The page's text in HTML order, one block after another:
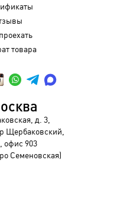
товара
д. 3,
Щербаковский,
офис 903
Семеновская)